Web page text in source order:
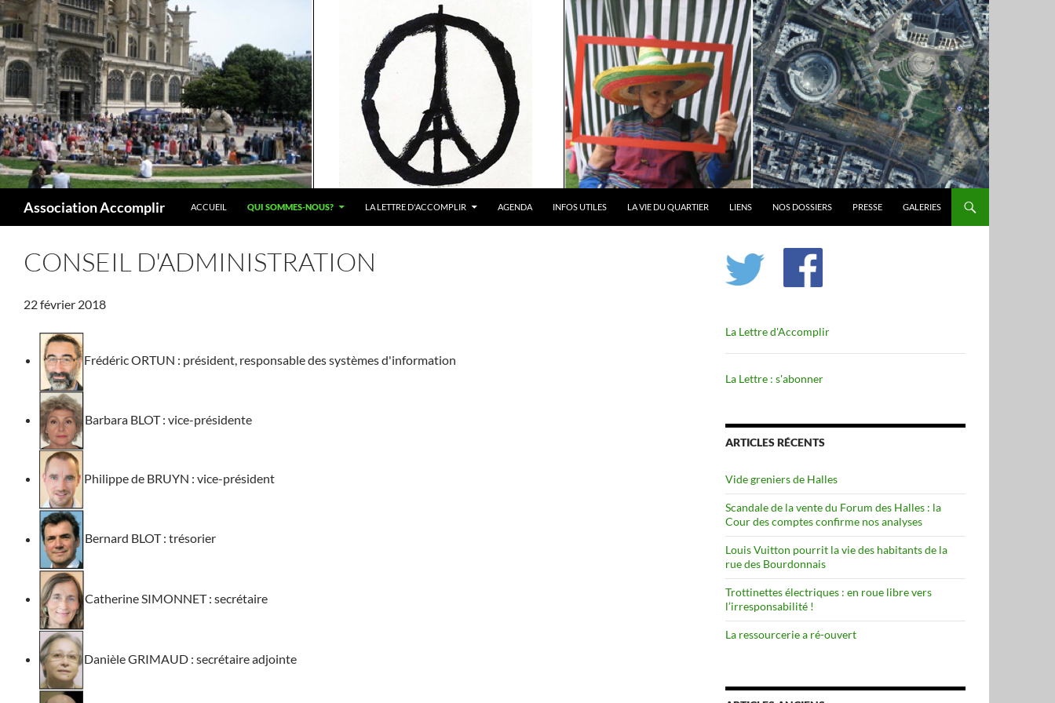
Aller
au
contenu
Association Accomplir ACCUEIL QUI SOMMES-NOUS? LA LETTRE D'ACCOMPLIR AGENDA INFOS UTILES LA VIE DU QUARTIER LIENS NOS DOSSIERS PRESSE GALERIES
CONSEIL D'ADMINISTRATION
22 février 2018
Frédéric ORTUN : président, responsable des systèmes d'information
Barbara BLOT : vice-présidente
Philippe de BRUYN : vice-président
Bernard BLOT : trésorier
Catherine SIMONNET : secrétaire
Danièle GRIMAUD : secrétaire adjointe
La Lettre d'Accomplir
La Lettre : s'abonner
ARTICLES RÉCENTS
Vide greniers de Halles
Scandale de la vente du Forum des Halles : la
Cour des comptes confirme nos analyses
Louis Vuitton pourrit la vie des habitants de la
rue des Bourdonnais
Trottinettes électriques : en roue libre vers
l’irresponsabilité !
La ressourcerie a ré-ouvert